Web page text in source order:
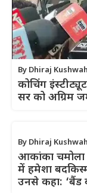
By Dhiraj
कोचिंग
सर को अग्रिम
By Dhiraj
आकांका चमोला
में हमेशा
उनसे कहा: ‘बैंड